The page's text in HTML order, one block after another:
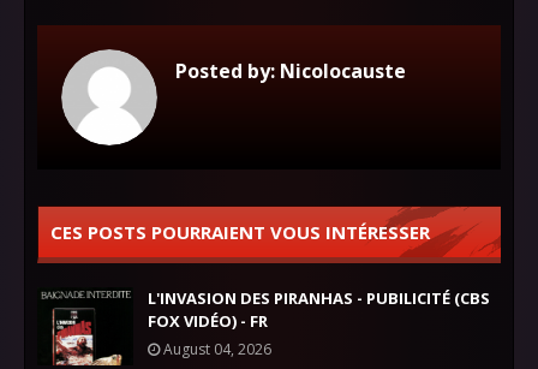
Posted by: Nicolocauste
CES POSTS POURRAIENT VOUS INTÉRESSER
L'INVASION DES PIRANHAS - PUBILICITÉ (CBS
FOX VIDÉO) - FR
August 04, 2026